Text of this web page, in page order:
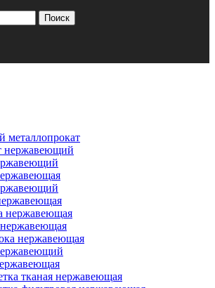
Поиск
нержавеющий
нержавеющая
нержавеющая
тканая нержавеющая